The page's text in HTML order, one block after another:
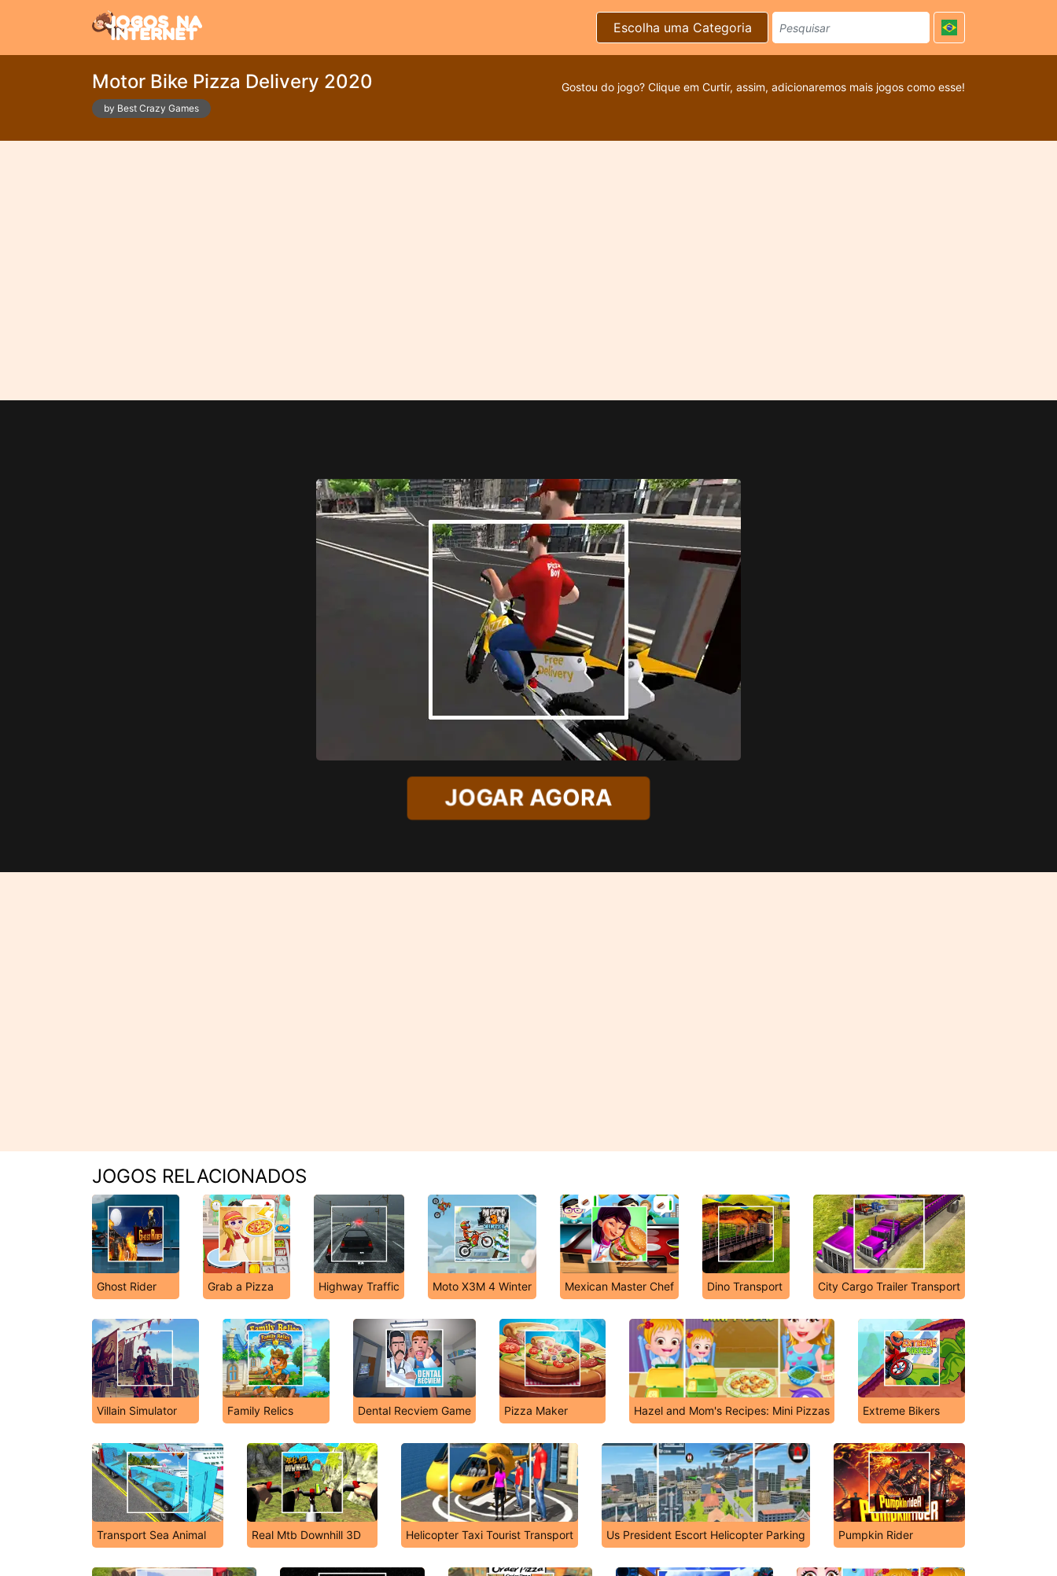
Escolha uma Categoria
Motor Bike Pizza Delivery 2020
by Best Crazy Games
Gostou do jogo? Clique em Curtir, assim, adicionaremos mais jogos como esse!
JOGAR AGORA
JOGOS RELACIONADOS
Ghost Rider Grab a Pizza Highway Traffic Moto X3M 4 Winter Mexican Master Chef Dino Transport City Cargo Trailer Transport
Villain Simulator Family Relics Dental Recviem Game Pizza Maker Hazel and Mom's Recipes: Mini Pizzas Extreme Bikers
Transport Sea Animal Real Mtb Downhill 3D Helicopter Taxi Tourist Transport Us President Escort Helicopter Parking Pumpkin Rider